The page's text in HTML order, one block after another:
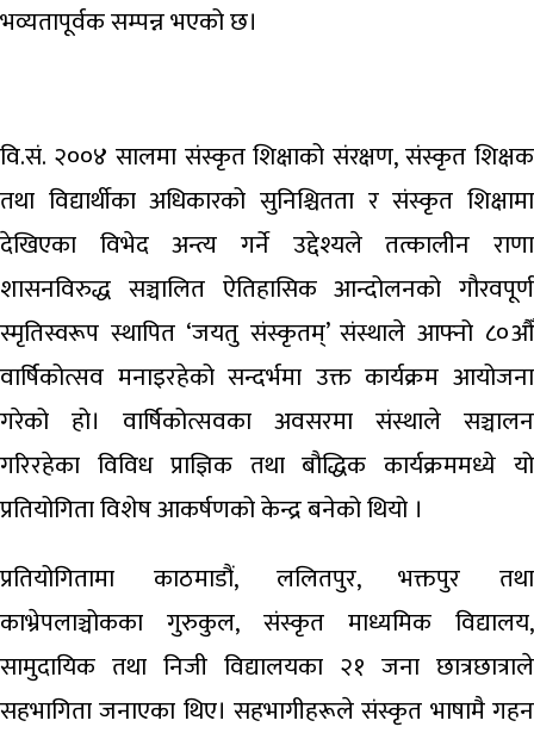
भव्यतापूर्वक सम्पन्न भएको छ।
वि.सं. २००४ सालमा संस्कृत शिक्षाको संरक्षण, संस्कृत शिक्षक
तथा विद्यार्थीका अधिकारको सुनिश्चितता र संस्कृत शिक्षामा
देखिएका विभेद अन्त्य गर्ने उद्देश्यले तत्कालीन राणा
शासनविरुद्ध सञ्चालित ऐतिहासिक आन्दोलनको गौरवपूर्ण
स्मृतिस्वरूप स्थापित ‘जयतु संस्कृतम्’ संस्थाले आफ्नो ८०औँ
वार्षिकोत्सव मनाइरहेको सन्दर्भमा उक्त कार्यक्रम आयोजना
गरेको हो। वार्षिकोत्सवका अवसरमा संस्थाले सञ्चालन
गरिरहेका विविध प्राज्ञिक तथा बौद्धिक कार्यक्रममध्ये यो
प्रतियोगिता विशेष आकर्षणको केन्द्र बनेको थियो ।
प्रतियोगितामा काठमाडौं, ललितपुर, भक्तपुर तथा
काभ्रेपलाञ्चोकका गुरुकुल, संस्कृत माध्यमिक विद्यालय,
सामुदायिक तथा निजी विद्यालयका २१ जना छात्रछात्राले
सहभागिता जनाएका थिए। सहभागीहरूले संस्कृत भाषामै गहन